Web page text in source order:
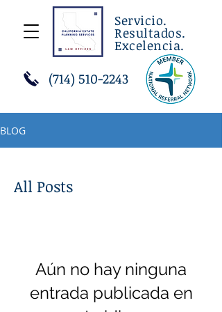
Servicio.
Resultados.
Excelencia.
(714) 510-2243
BLOG
All Posts
Aún no hay ninguna
entrada publicada en